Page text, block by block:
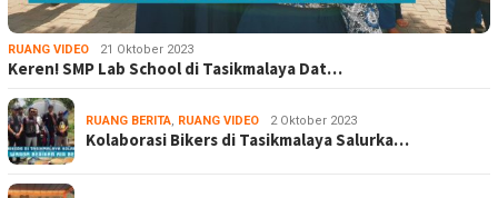
RUANG VIDEO 21 Oktober 2023
Keren! SMP Lab School di Tasikmalaya Dat…
RUANG BERITA, RUANG VIDEO 2 Oktober 2023
Kolaborasi Bikers di Tasikmalaya Salurka…